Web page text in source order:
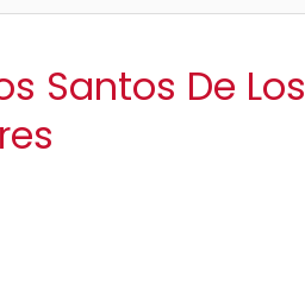
Santos De Los